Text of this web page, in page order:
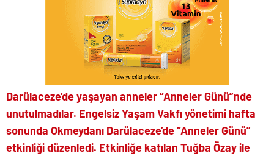
Darülaceze’de yaşayan anneler “Anneler Günü”nde
unutulmadılar. Engelsiz Yaşam Vakfı yönetimi hafta
sonunda Okmeydanı Darülaceze’de “Anneler Günü”
etkinliği düzenledi. Etkinliğe katılan Tuğba Özay ile